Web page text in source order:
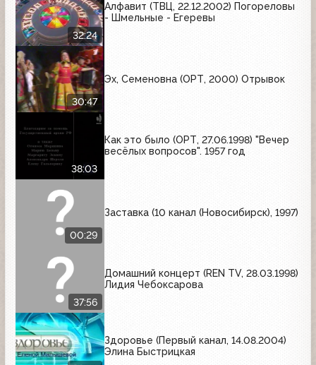
32:24
Алфавит (ТВЦ, 22.12.2002) Погореловы
- Шмельные - Егеревы
30:47
Эх, Семеновна (ОРТ, 2000) Отрывок
38:03
Как это было (ОРТ, 27.06.1998) "Вечер
весёлых вопросов". 1957 год
00:29
Заставка (10 канал (Новосибирск), 1997)
37:56
Домашний концерт (REN TV, 28.03.1998)
Лидия Чебоксарова
Здоровье (Первый канал, 14.08.2004)
Элина Быстрицкая